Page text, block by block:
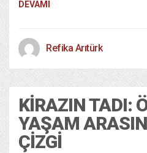
DEVAMI
Refika Arıtürk
KIRAZIN TADI:
YAŞAM
ÇIZGI